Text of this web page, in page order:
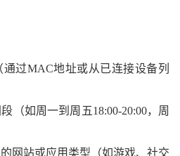
过MAC地址或从已连接设备列
（如周一到周五18:00-20:00，周
网站或应用类型（如游戏、社交